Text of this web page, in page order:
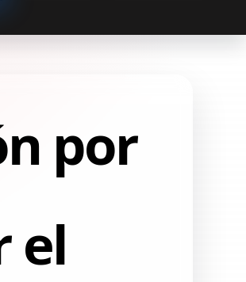
por
el